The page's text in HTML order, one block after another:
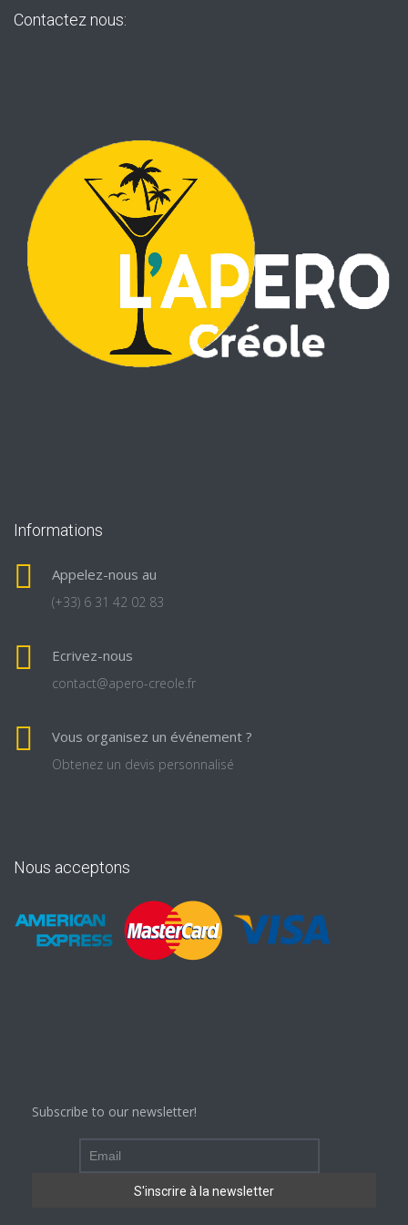
Contactez nous:
Informations
Appelez-nous au
(+33) 6 31 42 02 83
Ecrivez-nous
contact@apero-creole.fr
Vous organisez un événement ?
Obtenez un devis personnalisé
Nous acceptons
Subscribe to our newsletter!